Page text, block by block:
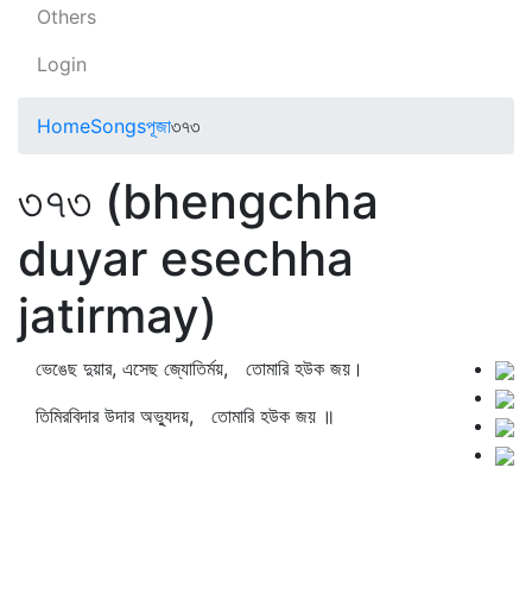
Others
Login
HomeSongsপূজা৩৭৩
৩৭৩ (bhengchha
duyar esechha
jatirmay)
ভেঙেছ দুয়ার, এসেছ জ্যোতির্ময়, তোমারি হউক জয়।
তিমিরবিদার উদার অভ্যুদয়, তোমারি হউক জয় ॥